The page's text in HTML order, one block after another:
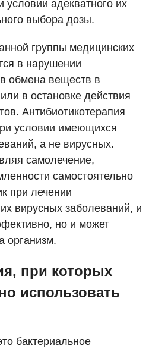
адекватного их
выбора дозы.
группы медицинских
в нарушении
обмена веществ в
в остановке действия
Антибиотикотерапия
условии имеющихся
а не вирусных.
самолечение,
самостоятельно
при лечении
вирусных заболеваний, и
но и может
организм.
при которых
использовать
бактериальное